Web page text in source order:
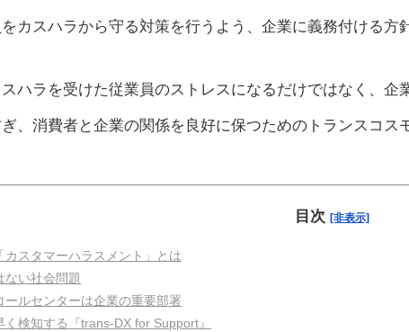
カスハラから守る対策を行うよう、企業に義務付ける
ハラを受けた従業員のストレスになるだけではなく、企
、消費者と企業の関係を良好に保つためのトランスコス
目次 [非表示]
カスタマーハラスメント」とは
ない社会問題
ールセンターは企業の重要部署
く検知する『trans-DX for Support』